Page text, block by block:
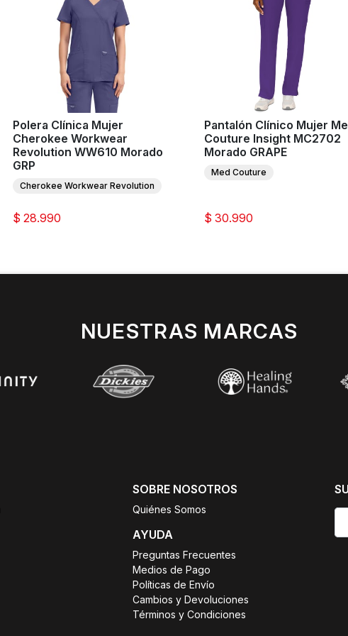
Polera Clínica Mujer
Cherokee Workwear
Revolution WW610 Morado
GRP
Cherokee Workwear Revolution
$ 28.990
Pantalón Clínico Mujer
Couture Insight MC2702
Morado GRAPE
Med Couture
$ 30.990
NUESTRAS MARCAS
SOBRE NOSOTROS
Quiénes Somos
AYUDA
Preguntas Frecuentes
Medios de Pago
Políticas de Envío
Cambios y Devoluciones
Términos y Condiciones